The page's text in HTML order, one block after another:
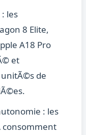
les
8 Elite,
A18 Pro
et
de
: les
consomment